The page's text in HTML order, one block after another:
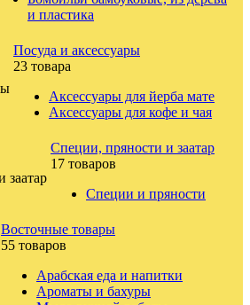
и пластика
Посуда и аксессуары
23 товара
Аксессуары для йерба мате
Аксессуары для кофе и чая
Специи, пряности и заатар
17 товаров
Специи и пряности
Восточные товары
55 товаров
Арабская еда и напитки
Ароматы и бахуры